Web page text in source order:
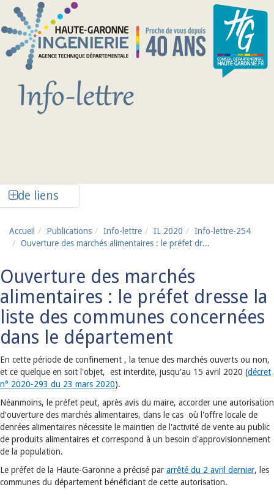
Aller au contenu principal
de liens
Accueil Publications Info-lettre IL 2020
Info-lettre-254
Ouverture des marchés alimentaires : le préfet dr...
Ouverture des marchés
alimentaires : le préfet dresse la
liste des communes concernées
dans le département
En cette période de confinement , la tenue des marchés ouverts ou non,
et ce quelque en soit l'objet, est interdite, jusqu'au 15 avril 2020 (décret
n° 2020-293 du 23 mars 2020).
Néanmoins, le préfet peut, après avis du maire, accorder une autorisation
d'ouverture des marchés alimentaires, dans le cas où l'offre locale de
denrées alimentaires nécessite le maintien de l'activité de vente au public
de produits alimentaires et correspond à un besoin d'approvisionnement
de la population.
Le préfet de la Haute-Garonne a précisé par arrêté du 2 avril dernier, les
communes du département bénéficiant de cette autorisation.